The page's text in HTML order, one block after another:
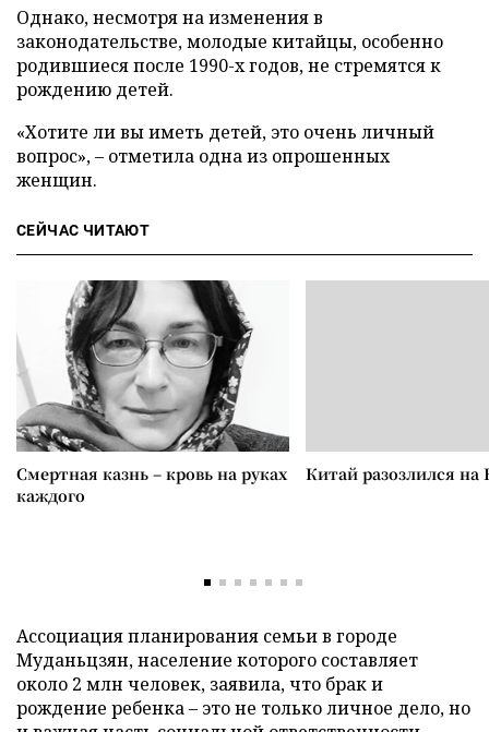
Однако, несмотря на изменения в
законодательстве, молодые китайцы, особенно
родившиеся после 1990-х годов, не стремятся к
рождению детей.
«Хотите ли вы иметь детей, это очень личный
вопрос», – отметила одна из опрошенных
женщин.
СЕЙЧАС ЧИТАЮТ
Смертная казнь – кровь на руках
каждого
Китай разозлился на
Ассоциация планирования семьи в городе
Муданьцзян, население которого составляет
около 2 млн человек, заявила, что брак и
рождение ребенка – это не только личное дело, но